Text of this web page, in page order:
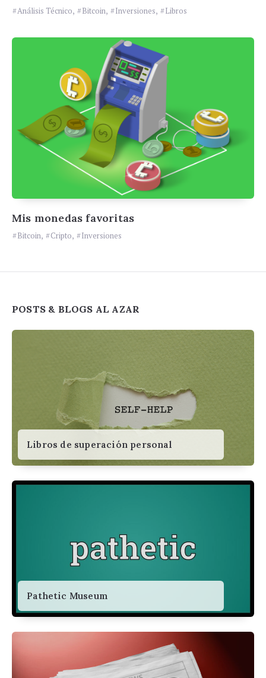
Análisis Técnico, Bitcoin, Inversiones, Libros
Mis monedas favoritas
Bitcoin, Cripto, Inversiones
Widgets
POSTS & BLOGS AL AZAR
Libros de superación personal
Pathetic Museum